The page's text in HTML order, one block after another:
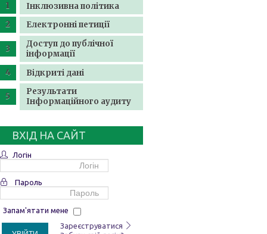
Інклюзивна політика
Електронні петиції
Доступ до публічної
інформації
Відкриті дані
Результати
Інформаційного аудиту
ВХІД НА САЙТ
Логін
Пароль
Запам'ятати мене
Зареєструватися